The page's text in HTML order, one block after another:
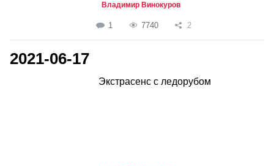
Владимир Винокуров
1 7740 2
2021-06-17
Экстрасенс с ледорубом